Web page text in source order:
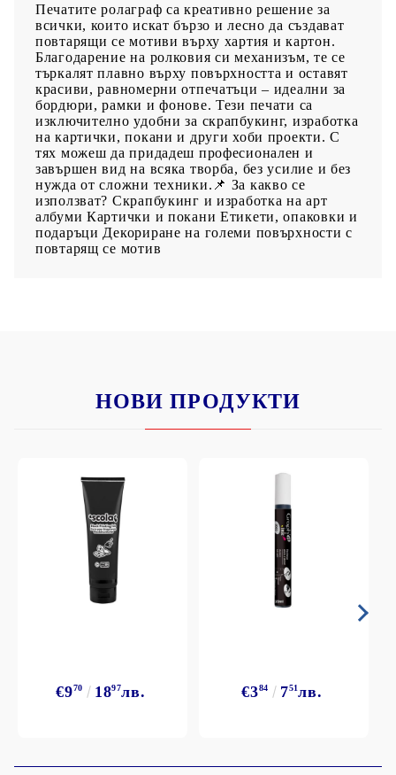
Печатите ролаграф са креативно решение за
всички, които искат бързо и лесно да създават
повтарящи се мотиви върху хартия и картон.
Благодарение на ролковия си механизъм, те се
търкалят плавно върху повърхността и оставят
красиви, равномерни отпечатъци – идеални за
бордюри, рамки и фонове. Тези печати са
изключително удобни за скрапбукинг, изработка
на картички, покани и други хоби проекти. С
тях можеш да придадеш професионален и
завършен вид на всяка творба, без усилие и без
нужда от сложни техники.📌 За какво се
използват? Скрапбукинг и изработка на арт
албуми Картички и покани Етикети, опаковки и
подаръци Декориране на големи повърхности с
повтарящ се мотив
НОВИ ПРОДУКТИ
€970 1897лв. €384 751лв.